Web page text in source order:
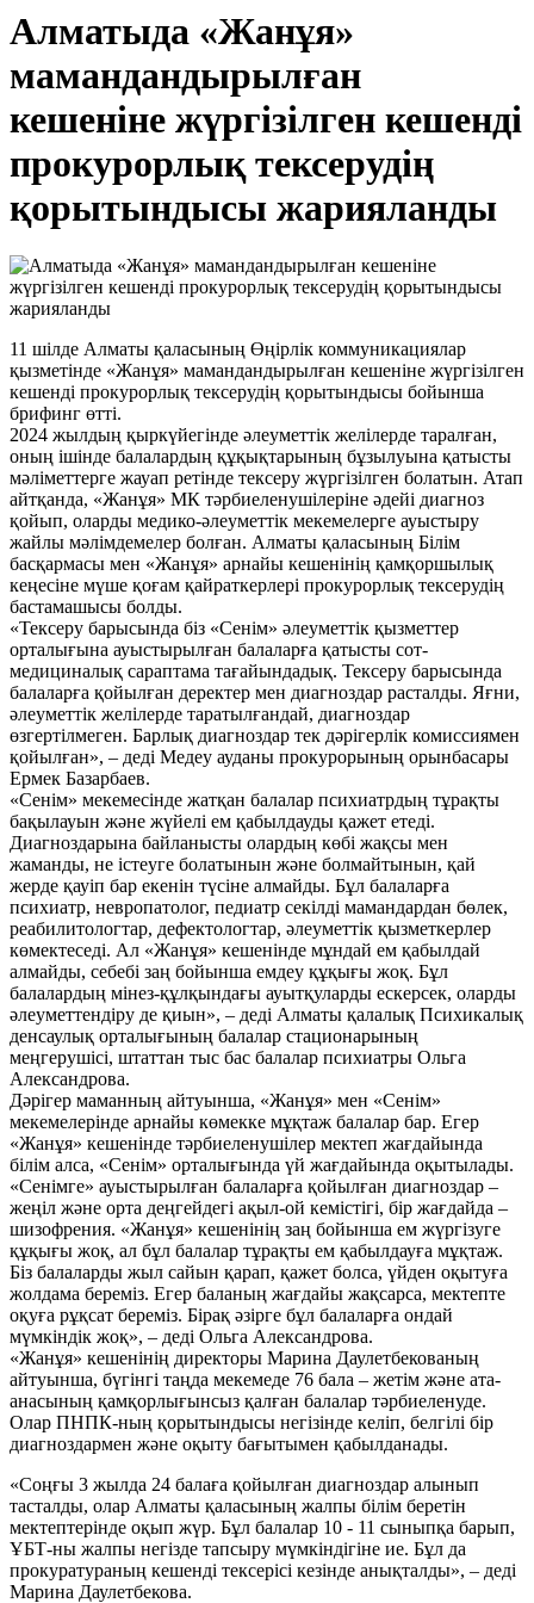
Алматыда «Жанұя»
мамандандырылған
кешеніне жүргізілген кешенді
прокурорлық тексерудің
қорытындысы жарияланды
11 шілде Алматы қаласының Өңірлік коммуникациялар
қызметінде «Жанұя» мамандандырылған кешеніне жүргізілген
кешенді прокурорлық тексерудің қорытындысы бойынша
брифинг өтті.
2024 жылдың қыркүйегінде әлеуметтік желілерде таралған,
оның ішінде балалардың құқықтарының бұзылуына қатысты
мәліметтерге жауап ретінде тексеру жүргізілген болатын. Атап
айтқанда, «Жанұя» МК тәрбиеленушілеріне әдейі диагноз
қойып, оларды медико-әлеуметтік мекемелерге ауыстыру
жайлы мәлімдемелер болған. Алматы қаласының Білім
басқармасы мен «Жанұя» арнайы кешенінің қамқоршылық
кеңесіне мүше қоғам қайраткерлері прокурорлық тексерудің
бастамашысы болды.
«Тексеру барысында біз «Сенім» әлеуметтік қызметтер
орталығына ауыстырылған балаларға қатысты сот-
медициналық сараптама тағайындадық. Тексеру барысында
балаларға қойылған деректер мен диагноздар расталды. Яғни,
әлеуметтік желілерде таратылғандай, диагноздар
өзгертілмеген. Барлық диагноздар тек дәрігерлік комиссиямен
қойылған», – деді Медеу ауданы прокурорының орынбасары
Ермек Базарбаев.
«Сенім» мекемесінде жатқан балалар психиатрдың тұрақты
бақылауын және жүйелі ем қабылдауды қажет етеді.
Диагноздарына байланысты олардың көбі жақсы мен
жаманды, не істеуге болатынын және болмайтынын, қай
жерде қауіп бар екенін түсіне алмайды. Бұл балаларға
психиатр, невропатолог, педиатр секілді мамандардан бөлек,
реабилитологтар, дефектологтар, әлеуметтік қызметкерлер
көмектеседі. Ал «Жанұя» кешенінде мұндай ем қабылдай
алмайды, себебі заң бойынша емдеу құқығы жоқ. Бұл
балалардың мінез-құлқындағы ауытқуларды ескерсек, оларды
әлеуметтендіру де қиын», – деді Алматы қалалық Психикалық
денсаулық орталығының балалар стационарының
меңгерушісі, штаттан тыс бас балалар психиатры Ольга
Александрова.
Дәрігер маманның айтуынша, «Жанұя» мен «Сенім»
мекемелерінде арнайы көмекке мұқтаж балалар бар. Егер
«Жанұя» кешенінде тәрбиеленушілер мектеп жағдайында
білім алса, «Сенім» орталығында үй жағдайында оқытылады.
«Сенімге» ауыстырылған балаларға қойылған диагноздар –
жеңіл және орта деңгейдегі ақыл-ой кемістігі, бір жағдайда –
шизофрения. «Жанұя» кешенінің заң бойынша ем жүргізуге
құқығы жоқ, ал бұл балалар тұрақты ем қабылдауға мұқтаж.
Біз балаларды жыл сайын қарап, қажет болса, үйден оқытуға
жолдама береміз. Егер баланың жағдайы жақсарса, мектепте
оқуға рұқсат береміз. Бірақ әзірге бұл балаларға ондай
мүмкіндік жоқ», – деді Ольга Александрова.
«Жанұя» кешенінің директоры Марина Даулетбекованың
айтуынша, бүгінгі таңда мекемеде 76 бала – жетім және ата-
анасының қамқорлығынсыз қалған балалар тәрбиеленуде.
Олар ПНПК-ның қорытындысы негізінде келіп, белгілі бір
диагноздармен және оқыту бағытымен қабылданады.
«Соңғы 3 жылда 24 балаға қойылған диагноздар алынып
тасталды, олар Алматы қаласының жалпы білім беретін
мектептерінде оқып жүр. Бұл балалар 10 - 11 сыныпқа барып,
ҰБТ-ны жалпы негізде тапсыру мүмкіндігіне ие. Бұл да
прокуратураның кешенді тексерісі кезінде анықталды», – деді
Марина Даулетбекова.